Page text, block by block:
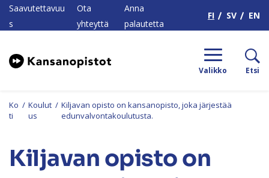
Saavutettavuu
s
Ota
yhteyttä
Anna
palautetta
FI SV EN
Valikko Etsi
Ko
ti
/ Koulut
us
/ Kiljavan opisto on kansanopisto, joka järjestää
edunvalvontakoulutusta.
Kiljavan opisto on